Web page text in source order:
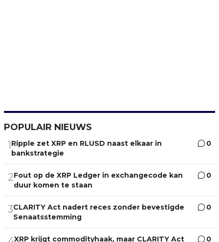
POPULAIR NIEUWS
1Ripple zet XRP en RLUSD naast elkaar in
bankstrategie
0
2Fout op de XRP Ledger in exchangecode kan
duur komen te staan
0
3CLARITY Act nadert reces zonder bevestigde
Senaatsstemming
0
XRP krijgt commodityhaak, maar CLARITY Act
0